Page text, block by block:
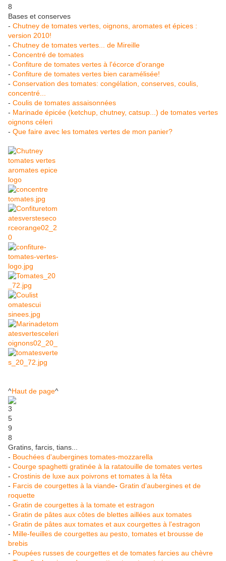
Bases et conserves
- Chutney de tomates vertes, oignons, aromates et épices :
version 2010!
- Chutney de tomates vertes... de Mireille
- Concentré de tomates
- Confiture de tomates vertes à l'écorce d'orange
- Confiture de tomates vertes bien caramélisée!
- Conservation des tomates: congélation, conserves, coulis,
concentré...
- Coulis de tomates assaisonnées
- Marinade épicée (ketchup, chutney, catsup...) de tomates vertes
oignons céleri
- Que faire avec les tomates vertes de mon panier?
^Haut de page^
Gratins, farcis, tians...
- Bouchées d'aubergines tomates-mozzarella
- Courge spaghetti gratinée à la ratatouille de tomates vertes
- Crostinis de luxe aux poivrons et tomates à la fêta
- Farcis de courgettes à la viande- Gratin d'aubergines et de
roquette
- Gratin de courgettes à la tomate et estragon
- Gratin de pâtes aux côtes de blettes aillées aux tomates
- Gratin de pâtes aux tomates et aux courgettes à l'estragon
- Mille-feuilles de courgettes au pesto, tomates et brousse de
brebis
- Poupées russes de courgettes et de tomates farcies au chèvre